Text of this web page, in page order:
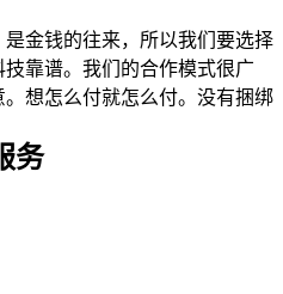
金钱的往来，所以我们要选择
靠谱。我们的合作模式很广
想怎么付就怎么付。没有捆绑
务